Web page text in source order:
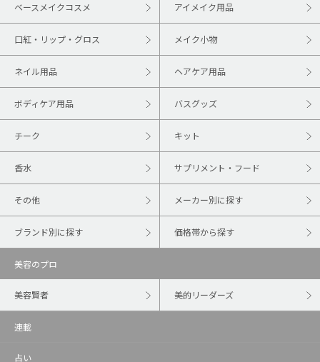
ベースメイクコスメ アイメイク用品
口紅・リップ・グロス メイク小物
ネイル用品 ヘアケア用品
ボディケア用品 バスグッズ
チーク キット
香水 サプリメント・フード
その他 メーカー別に探す
ブランド別に探す 価格帯から探す
美容のプロ
美容賢者 美的リーダーズ
連載
占い